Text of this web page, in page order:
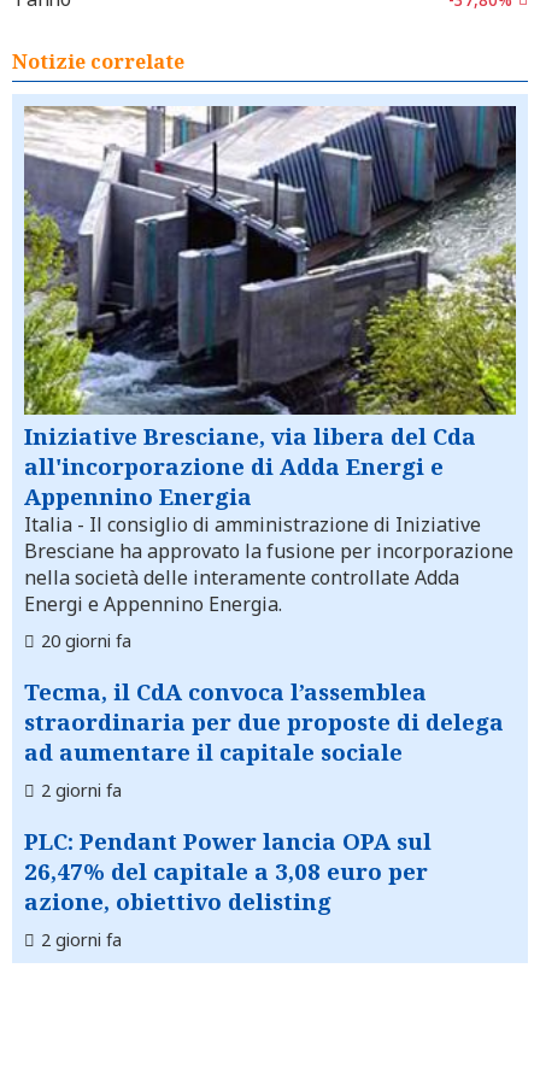
Notizie correlate
Iniziative Bresciane, via libera del Cda
all'incorporazione di Adda Energi e
Appennino Energia
Italia - Il consiglio di amministrazione di Iniziative
Bresciane ha approvato la fusione per incorporazione
nella società delle interamente controllate Adda
Energi e Appennino Energia.
20 giorni fa
Tecma, il CdA convoca l’assemblea
straordinaria per due proposte di delega
ad aumentare il capitale sociale
2 giorni fa
PLC: Pendant Power lancia OPA sul
26,47% del capitale a 3,08 euro per
azione, obiettivo delisting
2 giorni fa